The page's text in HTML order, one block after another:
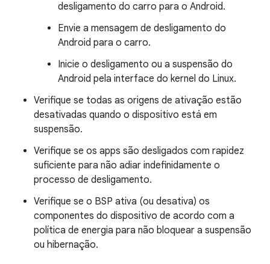
desligamento do carro para o Android.
Envie a mensagem de desligamento do
Android para o carro.
Inicie o desligamento ou a suspensão do
Android pela interface do kernel do Linux.
Verifique se todas as origens de ativação estão
desativadas quando o dispositivo está em
suspensão.
Verifique se os apps são desligados com rapidez
suficiente para não adiar indefinidamente o
processo de desligamento.
Verifique se o BSP ativa (ou desativa) os
componentes do dispositivo de acordo com a
política de energia para não bloquear a suspensão
ou hibernação.